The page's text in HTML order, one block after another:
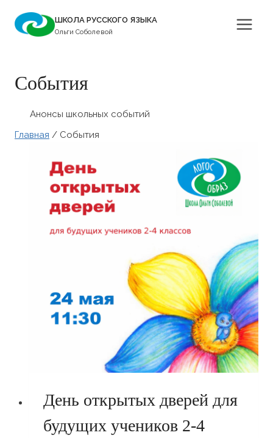
содержимому
ШКОЛА РУССКОГО ЯЗЫКА
Ольги Соболевой
События
Анонсы школьных событий
Главная / События
День открытых дверей для
будущих учеников 2-4